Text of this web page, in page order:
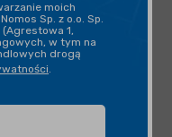
moich
Sp. z o.o. Sp.
1,
w tym na
drogą
.